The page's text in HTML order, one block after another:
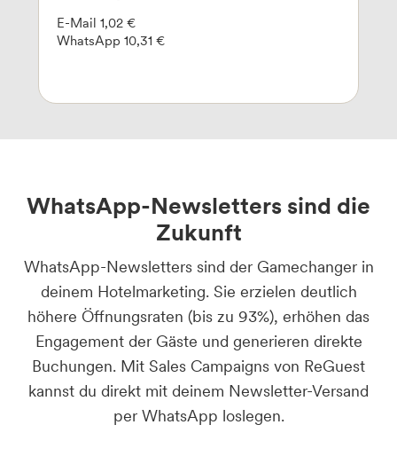
E-Mail 1,02 €
WhatsApp 10,31 €
WhatsApp-Newsletters sind die
Zukunft
WhatsApp-Newsletters sind der Gamechanger in
deinem Hotelmarketing. Sie erzielen deutlich
höhere Öffnungsraten (bis zu 93%), erhöhen das
Engagement der Gäste und generieren direkte
Buchungen. Mit Sales Campaigns von ReGuest
kannst du direkt mit deinem Newsletter-Versand
per WhatsApp loslegen.